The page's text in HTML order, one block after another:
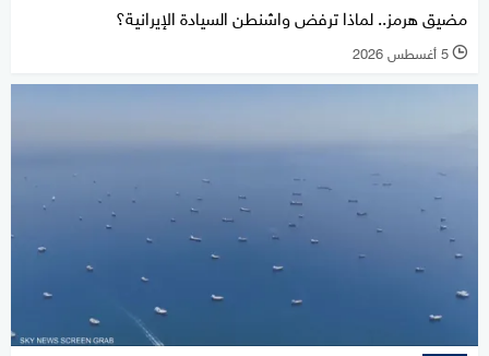
مضيق هرمز.. لماذا ترفض واشنطن السيادة الإيرانية؟
l 5 أغسطس 2026